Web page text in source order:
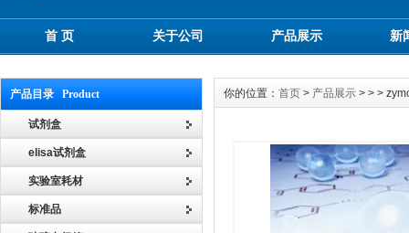
首 页 关于公司 产品展示 新
产品目录 Product
试剂盒
elisa试剂盒
实验室耗材
标准品
你的位置： 首页 > 产品展示 > > >